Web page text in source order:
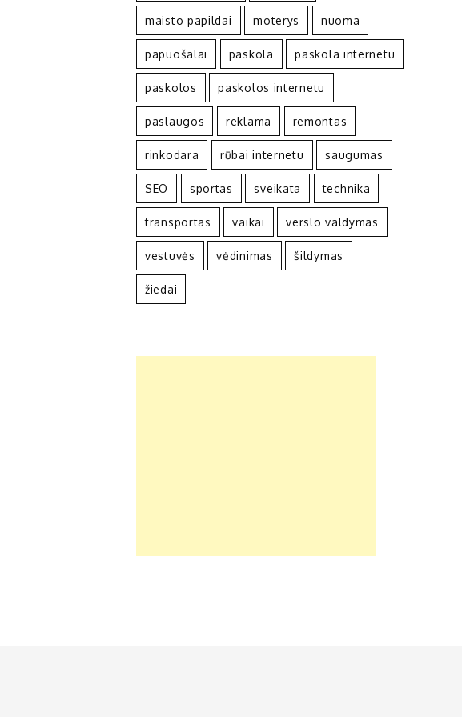
maisto papildai moterys nuoma
papuošalai paskola paskola internetu
paskolos paskolos internetu
paslaugos reklama remontas
rinkodara rūbai internetu saugumas
SEO sportas sveikata technika
transportas vaikai verslo valdymas
vestuvės vėdinimas šildymas
žiedai